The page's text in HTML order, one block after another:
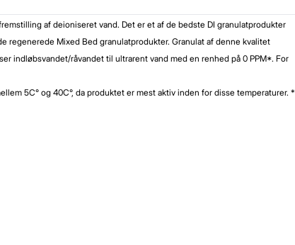
af deioniseret vand. Det er et af de bedste DI granulatprodukter
regenerede Mixed Bed granulatprodukter. Granulat af denne kvalitet
indløbsvandet/råvandet til ultrarent vand med en renhed på 0 PPM*. For
5C° og 40C°, da produktet er mest aktiv inden for disse temperaturer. *